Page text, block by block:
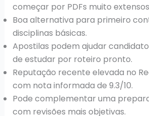
começar por PDFs muito
Boa alternativa para primeiro
disciplinas básicas.
Apostilas podem ajudar
de estudar por roteiro pronto.
Reputação recente elevada no
com nota informada de 9.3/10.
Pode complementar uma
com revisões mais objetivas.